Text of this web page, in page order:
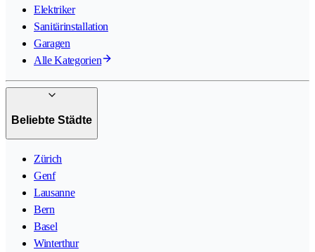
Elektriker
Sanitärinstallation
Garagen
Alle Kategorien
Beliebte Städte
Zürich
Genf
Lausanne
Bern
Basel
Winterthur